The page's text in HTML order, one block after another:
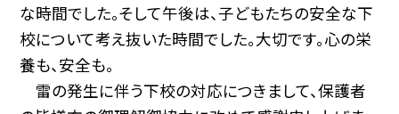
な時間でした。そして午後は、子どもたちの安全な下
校について考え抜いた時間でした。大切です。心の栄
養も、安全も。
雷の発生に伴う下校の対応につきまして、保護者